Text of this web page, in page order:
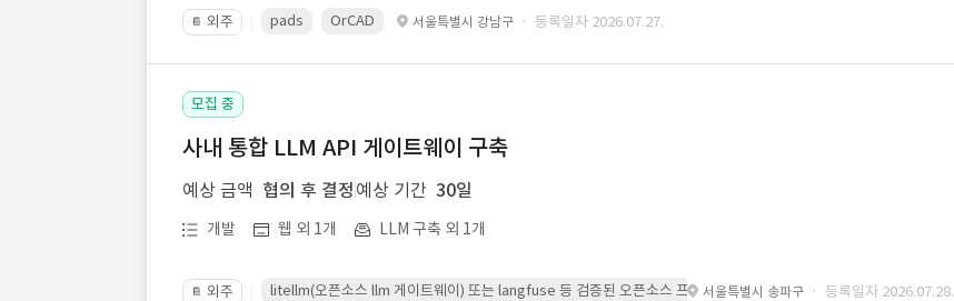
📔 외주 pads OrCAD 서울특별시 강남구 · 등록일자 2026.07.27.
모집 중
사내 통합 LLM API 게이트웨이 구축
예상 금액 협의 후 결정 예상 기간 30일
개발 웹 외 1개 LLM 구축 외 1개
📔 외주 litellm(오픈소스 llm 게이트웨이) 또는 langfuse 등 검증된 오픈소스 프레임워크를 기반으로 시스템을 구축
서울특별시 송파구 · 등록일자 2026.07.28.